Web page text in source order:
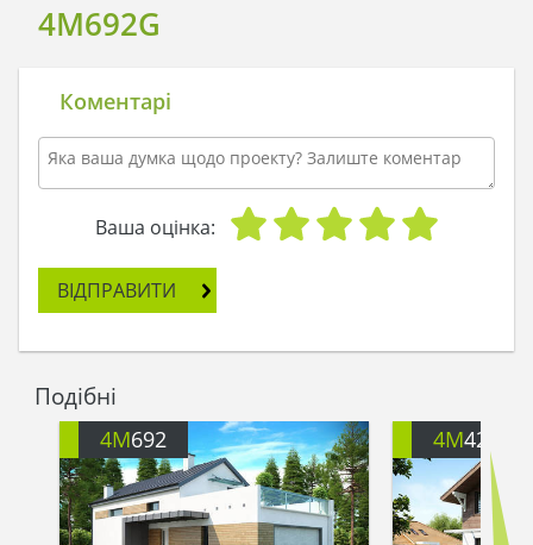
4M692G
Коментарі
Ваша оцінка:
ВІДПРАВИТИ
Подібні
4M692 4M426